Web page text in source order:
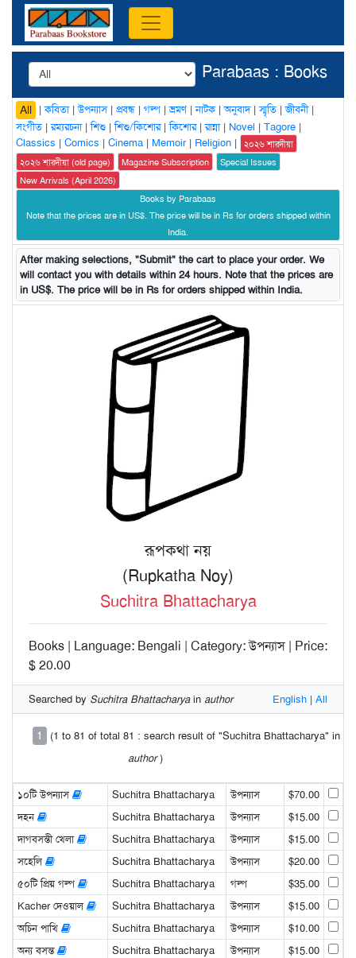
Parabaas : Books
All |কবিতা|উপন্যাস| প্রবন্ধ | গল্প |ভ্রমণ|নাটক |অনুবাদ|স্মৃতি |জীবনী|
সংগীত |রম্যরচনা|শিশু |শিশু/কিশোর|কিশোর|রান্না| Novel | Tagore |
Classics | Comics | Cinema | Memoir| Religion |
২০২৬ শারদীয়া
২০২৬ শারদীয়া (old page)
Magazine Subscription
Special Issues
New Arrivals (April 2026)
Books by Parabaas
Note that the prices are in US$. The price will be in Rs for orders shipped within
India.
After making selections, "Submit" the cart to place your order. We
will contact you with details within 24 hours. Note that the prices are
in US$. The price will be in Rs for orders shipped within India.
রূপকথা নয়
(Rupkatha Noy)
Suchitra Bhattacharya
Books | Language: Bengali | Category: উপন্যাস | Price:
$ 20.00
Searched by Suchitra Bhattacharyain author English | All
1
(1 to 81 of total 81 : search result of "Suchitra Bhattacharya" in
author)
১০টি উপন্যাস Suchitra Bhattacharya উপন্যাস
$70.00
দহন
Suchitra Bhattacharya উপন্যাস
$15.00
দাগবসন্তী খেলা
Suchitra Bhattacharya উপন্যাস
$15.00
সহেলি
Suchitra Bhattacharya উপন্যাস
$20.00
৫০টি প্রিয় গল্প
Suchitra Bhattacharya গল্প
$35.00
Kacher দেওয়াল
Suchitra Bhattacharya উপন্যাস
$15.00
অচিন পাখি
Suchitra Bhattacharya উপন্যাস
$10.00
অন্য বসন্ত
Suchitra Bhattacharya উপন্যাস
$15.00